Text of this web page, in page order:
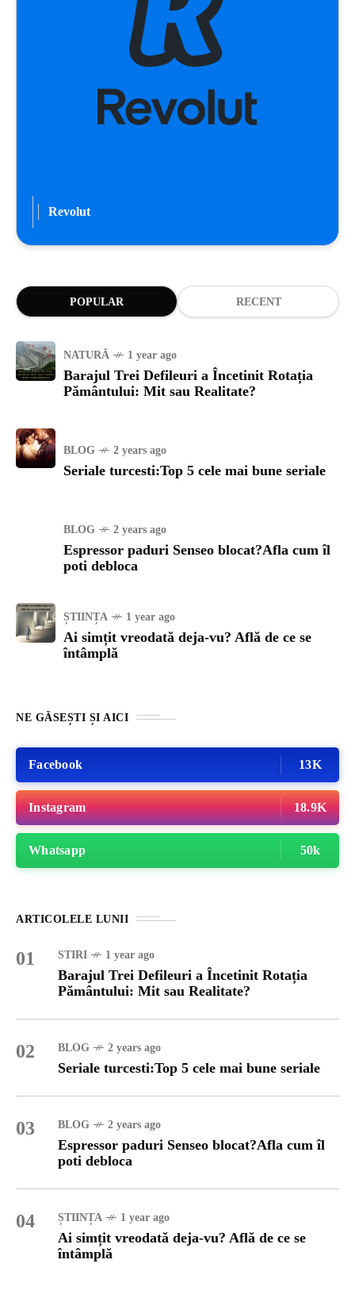
Revolut
POPULAR RECENT
NATURĂ 1 year ago
Barajul Trei Defileuri a Încetinit Rotația
Pământului: Mit sau Realitate?
BLOG 2 years ago
Seriale turcesti:Top 5 cele mai bune seriale
BLOG 2 years ago
Espressor paduri Senseo blocat?Afla cum îl
poti debloca
ȘTIINȚA 1 year ago
Ai simțit vreodată deja-vu? Află de ce se
întâmplă
NE GĂSEȘTI ȘI AICI
Facebook 13K
Instagram 18.9K
Whatsapp 50k
ARTICOLELE LUNII
01 STIRI 1 year ago
Barajul Trei Defileuri a Încetinit Rotația
Pământului: Mit sau Realitate?
02 BLOG 2 years ago
Seriale turcesti:Top 5 cele mai bune seriale
03 BLOG 2 years ago
Espressor paduri Senseo blocat?Afla cum îl
poti debloca
04 ȘTIINȚA 1 year ago
Ai simțit vreodată deja-vu? Află de ce se
întâmplă